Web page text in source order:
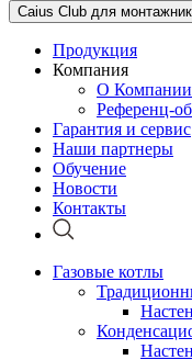
Caius Club для
Продукция
Компания
О Компании
Референц-
Гарантия и сервис
Наши партнеры
Обучение
Новости
Контакты
Газовые котлы